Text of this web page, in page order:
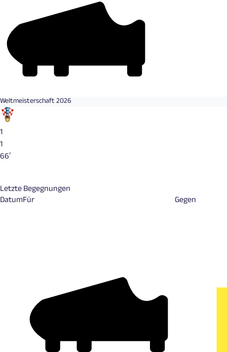
Weltmeisterschaft 2026
1
1
66′
Letzte Begegnungen
DatumFür Gegen